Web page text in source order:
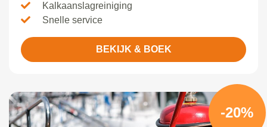
Kalkaanslagreiniging
Snelle service
BEKIJK & BOEK
-20%